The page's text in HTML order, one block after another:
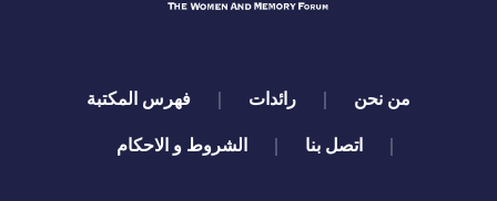
quick links
من نحن رائدات
فهرس المكتبة
اتصل بنا
الشروط و الاحكام